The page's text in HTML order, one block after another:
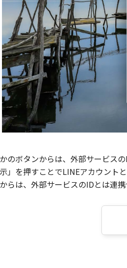
のボタンからは、外部サービスの
」を押すことでLINEアカウント
らは、外部サービスのIDとは連携